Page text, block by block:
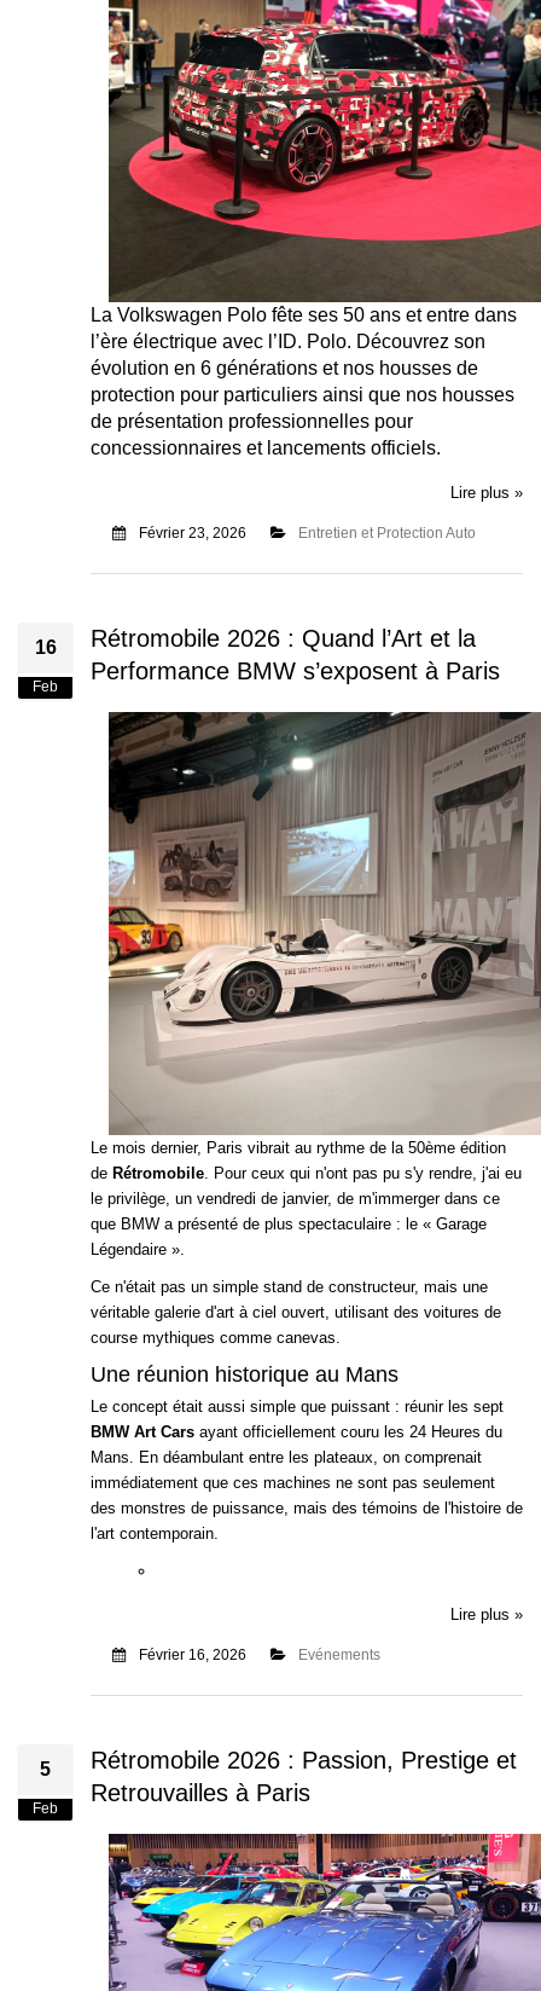
La Volkswagen Polo fête ses 50 ans et entre dans
l’ère électrique avec l’ID. Polo. Découvrez son
évolution en 6 générations et nos housses de
protection pour particuliers ainsi que nos housses
de présentation professionnelles pour
concessionnaires et lancements officiels.
Lire plus »
Février 23, 2026 Entretien et Protection Auto
16
Feb
Rétromobile 2026 : Quand l’Art et la
Performance BMW s’exposent à Paris
Le mois dernier, Paris vibrait au rythme de la 50ème édition
de Rétromobile. Pour ceux qui n'ont pas pu s'y rendre, j'ai eu
le privilège, un vendredi de janvier, de m'immerger dans ce
que BMW a présenté de plus spectaculaire : le « Garage
Légendaire ».
Ce n'était pas un simple stand de constructeur, mais une
véritable galerie d'art à ciel ouvert, utilisant des voitures de
course mythiques comme canevas.
Une réunion historique au Mans
Le concept était aussi simple que puissant : réunir les sept
BMW Art Cars ayant officiellement couru les 24 Heures du
Mans. En déambulant entre les plateaux, on comprenait
immédiatement que ces machines ne sont pas seulement
des monstres de puissance, mais des témoins de l'histoire de
l'art contemporain.
Lire plus »
Février 16, 2026 Evénements
5
Feb
Rétromobile 2026 : Passion, Prestige et
Retrouvailles à Paris